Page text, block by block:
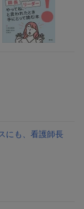
OFFクーポン
にも、看護師長